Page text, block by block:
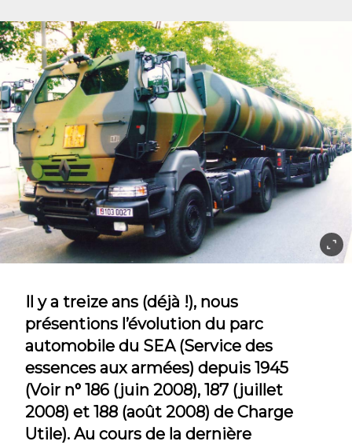
Il y a treize ans (déjà !), nous
présentions l’évolution du parc
automobile du SEA (Service des
essences aux armées) depuis 1945
(Voir n° 186 (juin 2008), 187 (juillet
2008) et 188 (août 2008) de Charge
Utile). Au cours de la dernière